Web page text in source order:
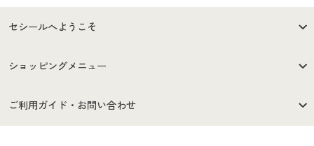
セシールへようこそ
はじめての方へ
セシールご利用規約
ショッピングメニュー
商品カテゴリ
ご利用ガイド・お問い合わせ